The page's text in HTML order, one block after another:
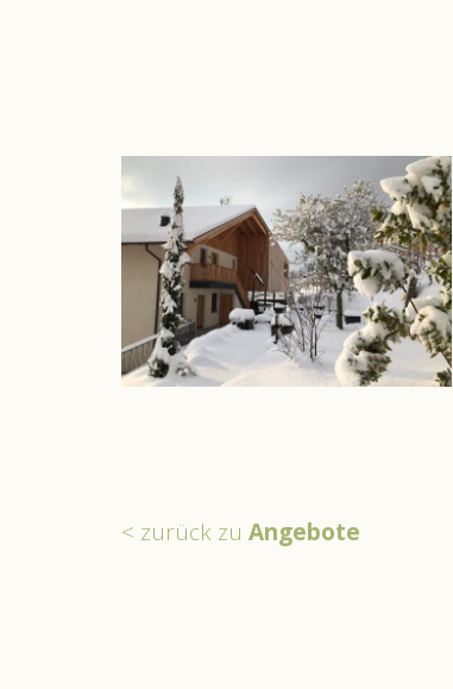
< zurück zu Angebote